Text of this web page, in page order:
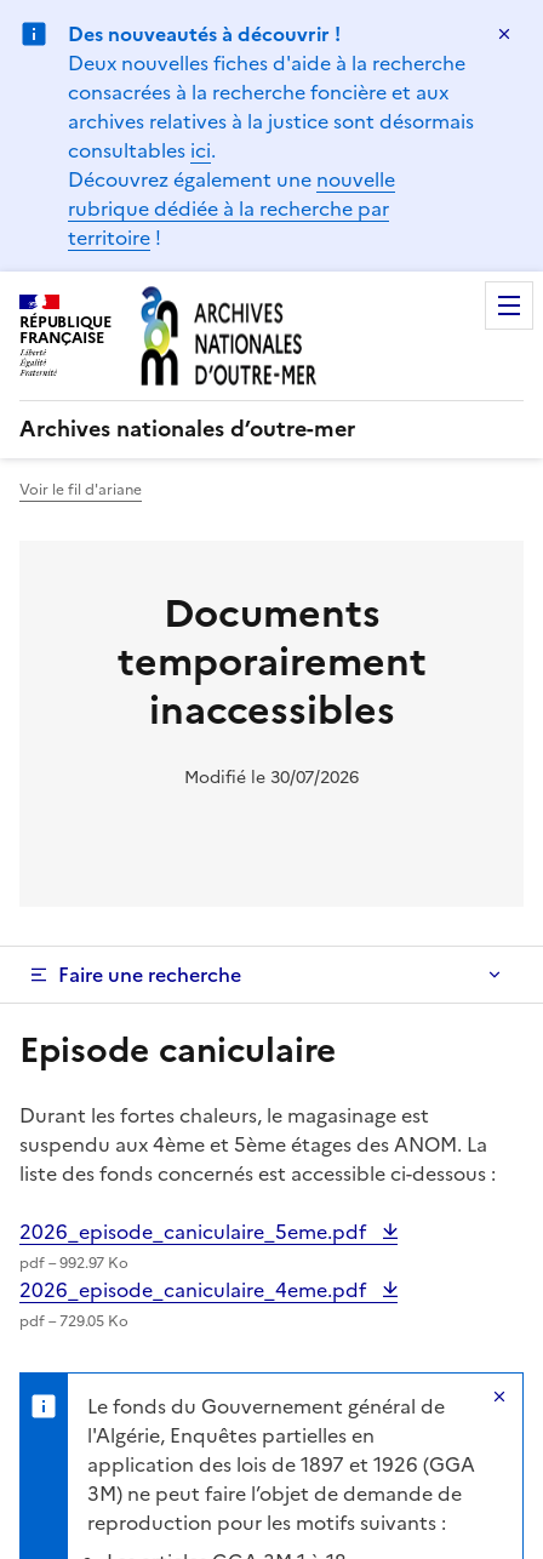
Des nouveautés à découvrir !
Deux nouvelles fiches d'aide à la recherche
consacrées à la recherche foncière et aux
archives relatives à la justice sont désormais
consultables ici.
Découvrez également une nouvelle
rubrique dédiée à la recherche par
territoire !
RÉPUBLIQUE
FRANÇAISE
Archives nationales d’outre-mer
Voir le fil d'ariane
Documents
temporairement
inaccessibles
Modifié le 30/07/2026
Faire une recherche
Episode caniculaire
Durant les fortes chaleurs, le magasinage est
suspendu aux 4ème et 5ème étages des ANOM. La
liste des fonds concernés est accessible ci-dessous :
2026_episode_caniculaire_5eme.pdf
pdf – 992.97 Ko
2026_episode_caniculaire_4eme.pdf
pdf – 729.05 Ko
Le fonds du Gouvernement général de
l'Algérie, Enquêtes partielles en
application des lois de 1897 et 1926 (GGA
3M) ne peut faire l’objet de demande de
reproduction pour les motifs suivants :
Panneau de gestion des cookies